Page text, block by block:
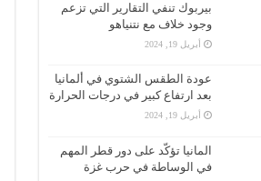
بيربوك تنفي التقارير التي تزعم
وجود خلاف مع نتنياهو
أبريل 19, 2024
عودة الطقس الشتوي في ألمانيا
بعد ارتفاع كبير في درجات الحرارة
أبريل 19, 2024
المانيا تؤكّد على دور قطر المهم
في الوساطة في حرب غزة